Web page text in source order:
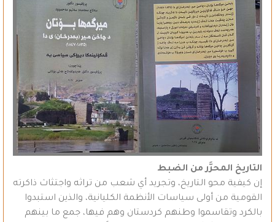
التاريخ المحرَّر من الضبط
إن كيفية محو التاريخ، وتجريد أي شعب من تراثه واجتثاث ذاكرته
القومية من أولى سياسات الأنظمة الكليانية، والذين استبدوا
بالكرد وتقاسموا وطنهم كردستان وهم فيها، جمع ما بينهم